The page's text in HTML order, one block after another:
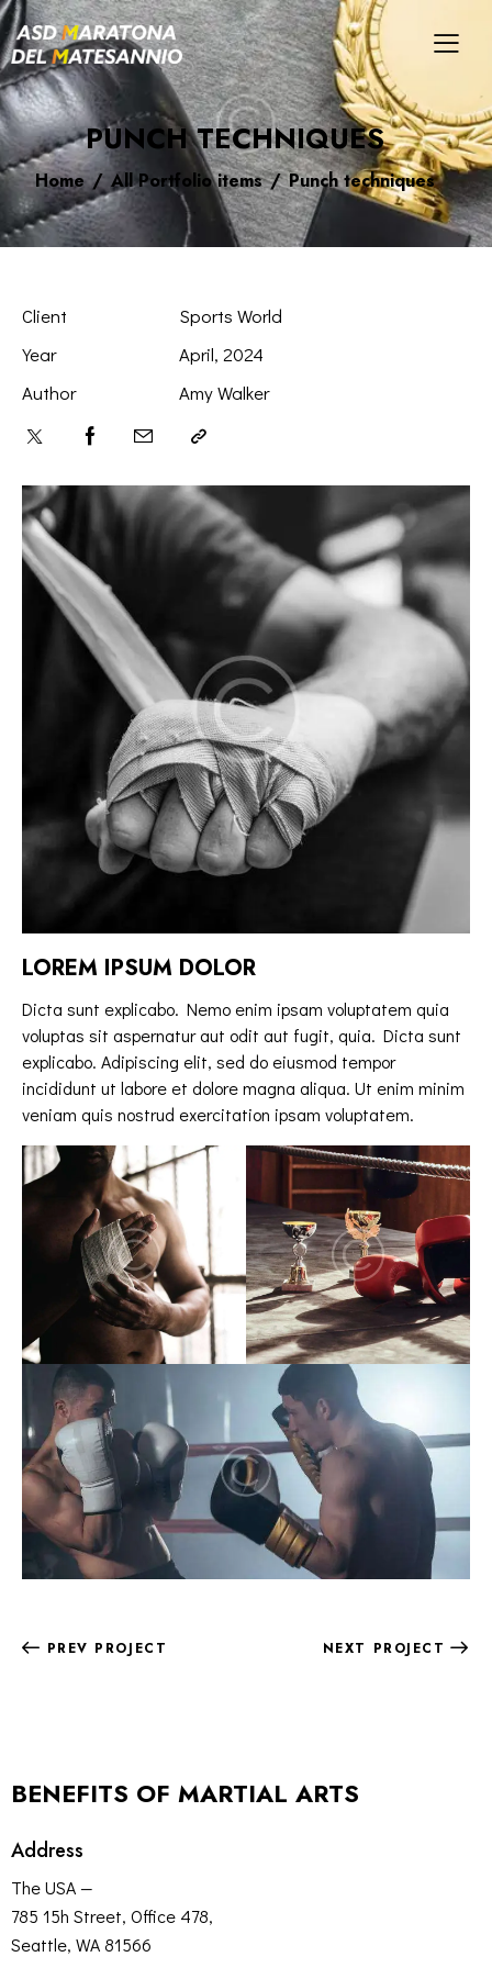
PUNCH TECHNIQUES
Home All Portfolio items Punch techniques
Client
Sports World
Year
April, 2024
Author
Amy Walker
LOREM IPSUM DOLOR
Dicta sunt explicabo. Nemo enim ipsam voluptatem quia
voluptas sit aspernatur aut odit aut fugit, quia. Dicta sunt
explicabo. Adipiscing elit, sed do eiusmod tempor
incididunt ut labore et dolore magna aliqua. Ut enim minim
veniam quis nostrud exercitation ipsam voluptatem.
PREV PROJECT NEXT PROJECT
BENEFITS OF MARTIAL ARTS
Address
The USA —
785 15h Street, Office 478,
Seattle, WA 81566